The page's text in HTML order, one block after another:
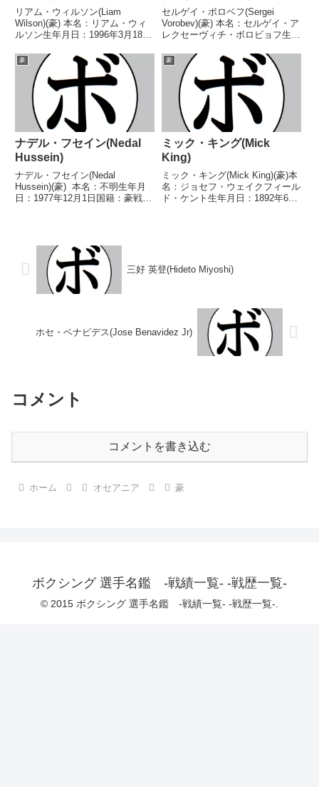
リアム・ウィルソン(Liam
Wilson)(豪) 本名：リアム・ウィ
ルソン生年月日：1996年3月18日
敗 【獲得タイトル】豪州スーパ
ーフェザー級王座IBFスーパーフ
ェザー級ユース王座第17代
WBO...
セルゲイ・ボロベフ(Sergei
Vorobev)(豪) 本名：セルゲイ・ア
レクセーヴィチ・ボロビョフ生年
績：28戦21勝(15KO)5敗2分 【獲
得タイトル】ロシアスーパーウェ
ルター級王座 【戦歴】20...
豪
ナデル・フセイン(Nedal
Hussein)
ナデル・フセイン(Nedal
Hussein)(豪) 本名：不明生年月
日：1977年12月1日国籍：豪戦
ウェルス英連邦スーパーバンタム
豪
ミック・キング(Mick
King)
ミック・キング(Mick King)(豪)本
名：ジョセフ・ウェイクフィール
ド・ケント生年月日：1892年6月
三好 英登(Hideto Miyoshi)
ホセ・ベナビデス(Jose Benavidez Jr)
コメント
コメントを書き込む
ホーム オセアニア 豪
ボクシング 選手名鑑 -戦績一覧- -戦歴一覧-
© 2015 ボクシング 選手名鑑 -戦績一覧- -戦歴一覧-.